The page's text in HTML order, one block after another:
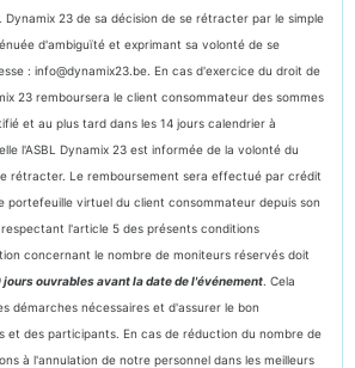
Dynamix 23 de sa décision de se rétracter par le simple
d'ambiguïté et exprimant sa volonté de se
: info@dynamix23.be. En cas d'exercice du droit de
23 remboursera le client consommateur des sommes
et au plus tard dans les 14 jours calendrier à
l'ASBL Dynamix 23 est informée de la volonté du
rétracter. Le remboursement sera effectué par crédit
portefeuille virtuel du client consommateur depuis son
l'article 5 des présents conditions
concernant le nombre de moniteurs réservés doit
jours ouvrables avant la date de l'événement . Cela
démarches nécessaires et d'assurer le bon
et des participants. En cas de réduction du nombre de
à l'annulation de notre personnel dans les meilleurs